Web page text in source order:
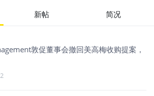
新帖 简况
敦促董事会撤回美高梅收购提案，